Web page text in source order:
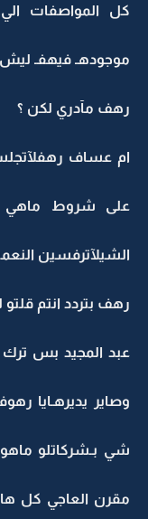
كل المواصفات
موجودهـ فيهفـ ليش
رهف مآدري لكن ؟
ام عساف
على شروط ماهي
الشيلآترفسين
رهف بتردد انتم قلتو
عبد المجيد بس
وصاير يديرهـايا
شي بـشركاتلو
مقرن العاجي كل ها